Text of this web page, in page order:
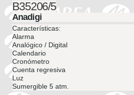
B35206/5
Anadigi
Características:
Alarma
Analógico / Digital
Calendario
Cronómetro
Cuenta regresiva
Luz
Sumergible 5 atm.